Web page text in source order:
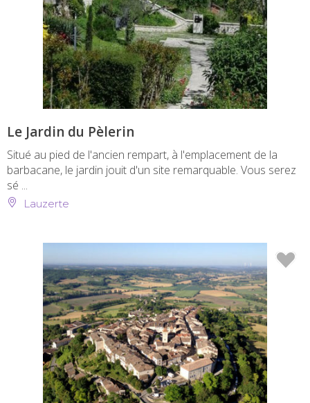
Le Jardin du Pèlerin
Situé au pied de l'ancien rempart, à l'emplacement de la
barbacane, le jardin jouit d'un site remarquable. Vous serez
sé ...
Lauzerte